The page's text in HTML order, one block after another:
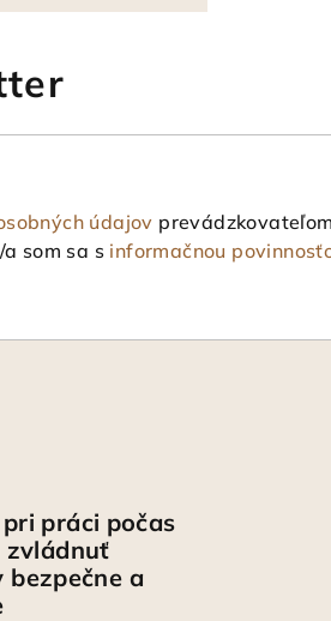
údajov
som sa s informačnou
práci počas
zvládnuť
bezpečne a